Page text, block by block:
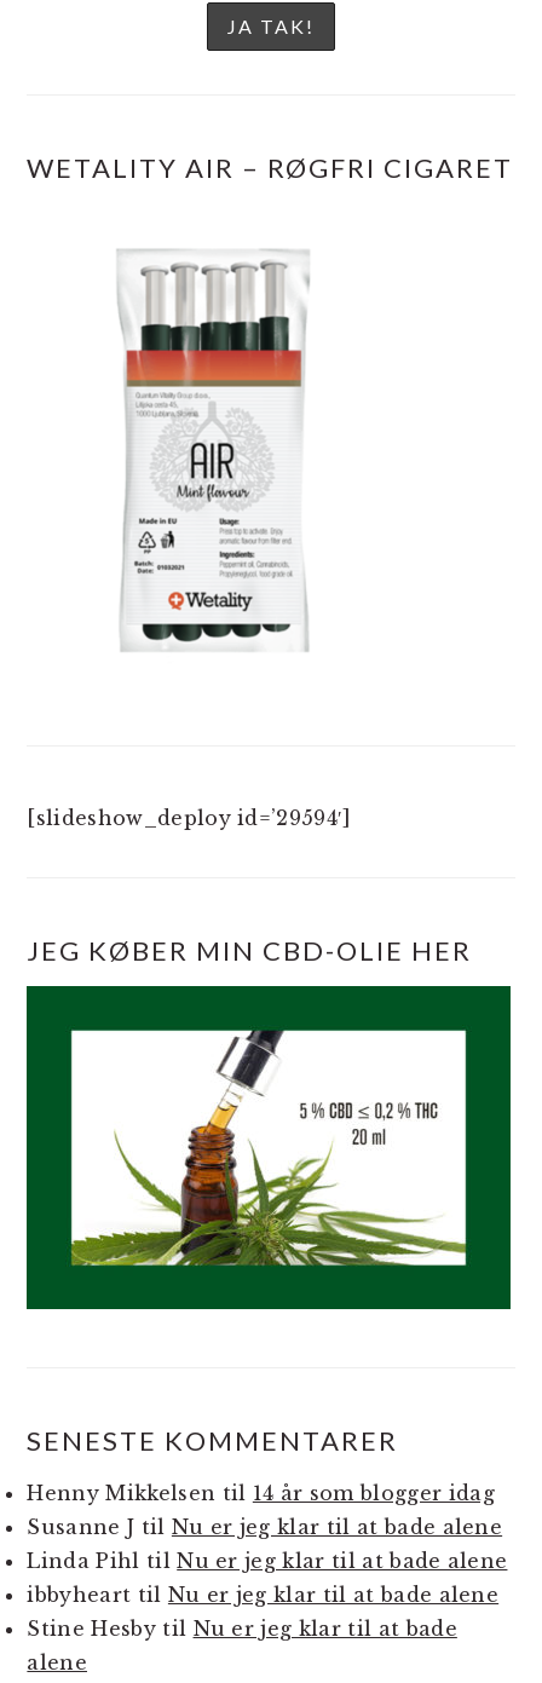
WETALITY AIR – RØGFRI CIGARET
[slideshow_deploy id=’29594′]
JEG KØBER MIN CBD-OLIE HER
SENESTE KOMMENTARER
Henny Mikkelsen til 14 år som blogger idag
Susanne J til Nu er jeg klar til at bade alene
Linda Pihl tilNu er jeg klar til at bade alene
ibbyheart til Nu er jeg klar til at bade alene
Stine Hesbytil Nu er jeg klar til at bade
alene